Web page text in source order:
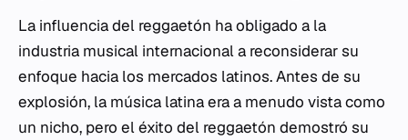
La influencia del reggaetón ha obligado a la
industria musical internacional a reconsiderar su
enfoque hacia los mercados latinos. Antes de su
explosión, la música latina era a menudo vista como
un nicho, pero el éxito del reggaetón demostró su